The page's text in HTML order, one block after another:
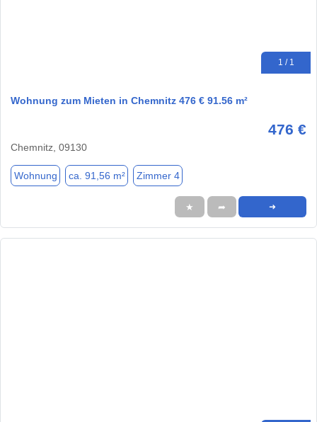
1 / 1
Wohnung zum Mieten in Chemnitz 476 € 91.56 m²
476 €
Chemnitz, 09130
Wohnung ca. 91,56 m² Zimmer 4
★ ➦ ➜